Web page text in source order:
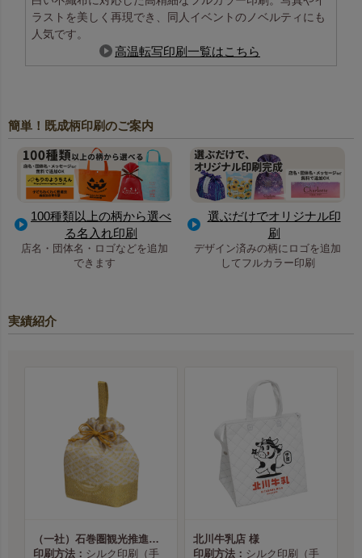
ラストを美しく再現でき、同人イベントのノベルティにも
人気です。
高温転写印刷一覧はこちら
簡単！既成柄印刷のご案内
100種類以上の柄から選べ
る名入れ印刷
店名・団体名・ロゴなどを追加
できます
選ぶだけでオリジナル印
刷
デザイン済みの柄にロゴを追加
してフルカラー印刷
実績紹介
（一社）石巻圏観光推進機構様
印刷方法： シルク印刷（手
北川牛乳店 様
印刷方法： シルク印刷（手